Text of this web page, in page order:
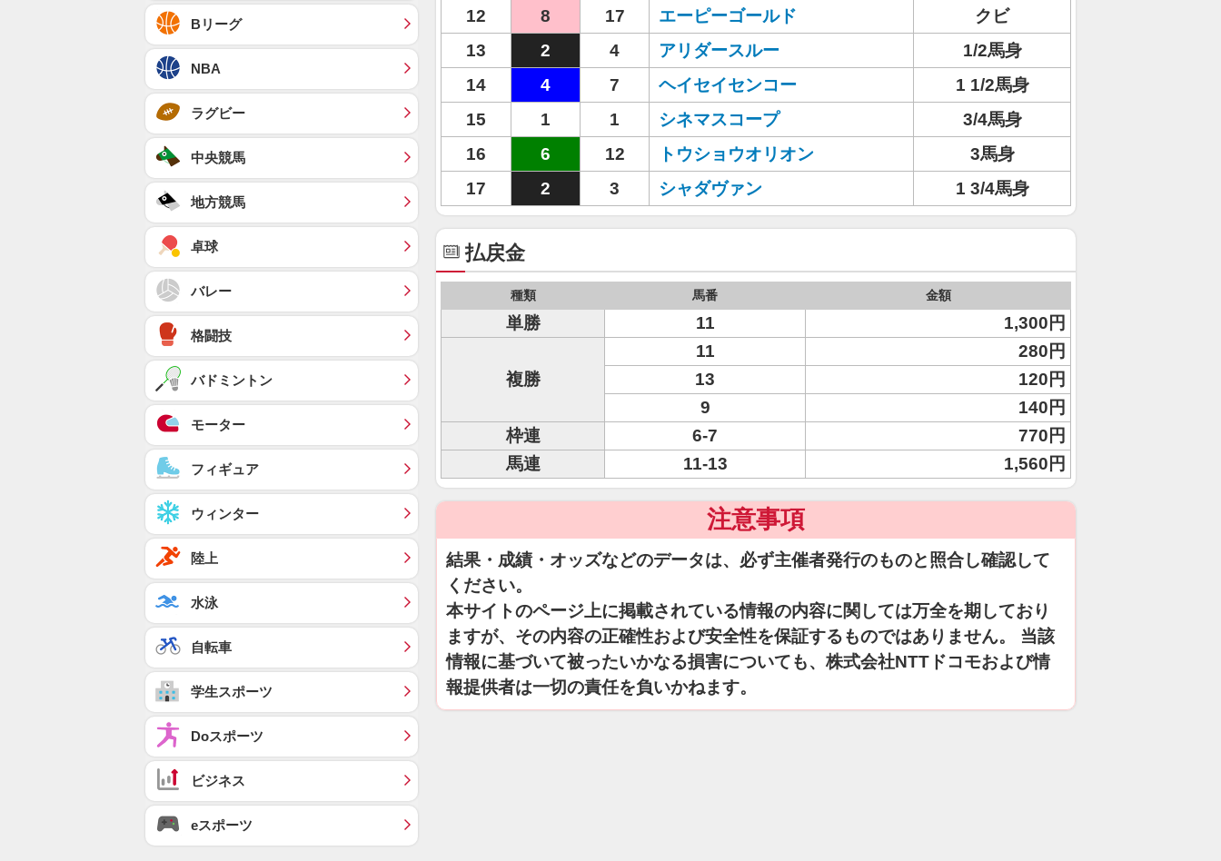
12
8 17 エーピーゴールド
クビ
13
2 4 アリダースルー
1/2馬身
14
4 7 ヘイセイセンコー
1 1/2馬身
15
1 1 シネマスコープ
3/4馬身
16
6 12 トウショウオリオン
3馬身
17
2 3 シャダヴァン 1 3/4馬身
払戻金
種類 馬番 金額
単勝 11 1,300円
複勝
11
280円
13
120円
9
140円
枠連
6-7
770円
馬連
11-13 1,560円
注意事項
結果・成績・オッズなどのデータは、必ず主催者発行のものと照合し確認して
ください。
本サイトのページ上に掲載されている情報の内容に関しては万全を期しており
ますが、その内容の正確性および安全性を保証するものではありません。 当該
情報に基づいて被ったいかなる損害についても、株式会社NTTドコモおよび情
報提供者は一切の責任を負いかねます。
Bリーグ
NBA
ラグビー
中央競馬
地方競馬
卓球
バレー
格闘技
バドミントン
モーター
フィギュア
ウィンター
陸上
水泳
自転車
学生スポーツ
Doスポーツ
ビジネス
eスポーツ